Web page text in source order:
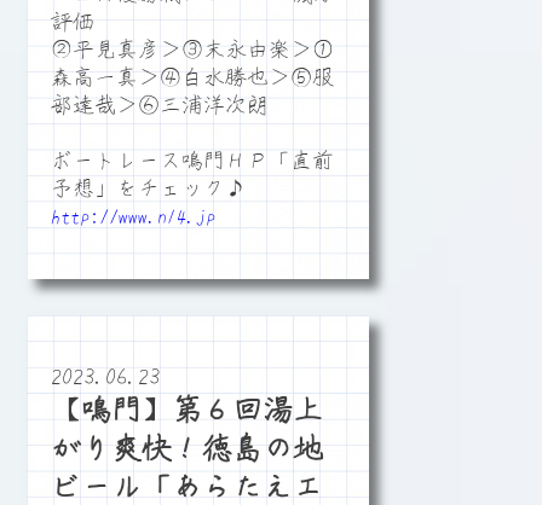
評価
②平見真彦＞③末永由楽＞①
森高一真＞④白水勝也＞⑤服
部達哉＞⑥三浦洋次朗
ボートレース鳴門ＨＰ「直前
予想」をチェック♪
http://www.n14.jp
2023.06.23
【鳴門】第６回湯上
がり爽快！徳島の地
ビール「あらたえエ